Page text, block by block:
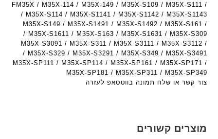
FM35X / M35X-114 / M35X-149 / M35X-S109 / M35X-S111 /
M35X-S114 / M35X-S1141 / M35X-S1142 / M35X-S1143 /
M35X-S149 / M35X-S1491 / M35X-S1492 / M35X-S161 /
M35X-S1611 / M35X-S163 / M35X-S1631 / M35X-S309 /
M35X-S3091 / M35X-S311 / M35X-S3111 / M35X-S3112 /
M35X-S329 / M35X-S3291 / M35X-S349 / M35X-S3491 /
M35X-SP111 / M35X-SP114 / M35X-SP161 / M35X-SP171 /
M35X-SP181 / M35X-SP311 / M35X-SP349
צור קשר או שלח תמונה בווטסאפ לעזרה
מוצרים קשורים